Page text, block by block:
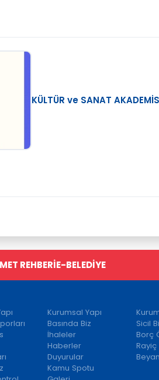
KÜLTÜR ve SANAT
REHBERİE-BELEDİYE
Kurumsal Yapı
Basında Biz
İhaleler
Haberler
Duyurular
Kamu Spotu
Sicil
Borç